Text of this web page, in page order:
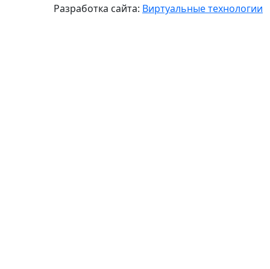
Разработка сайта: Виртуальные технологии